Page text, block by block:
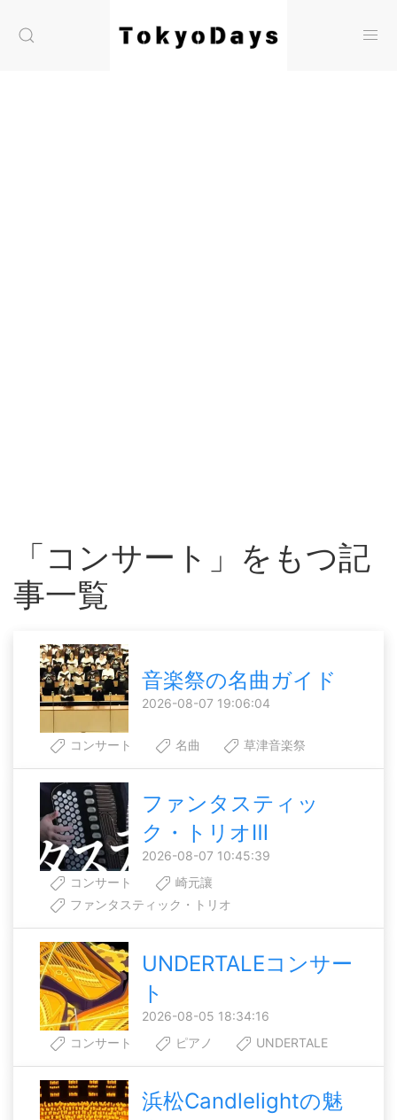
「コンサート」をもつ記
事一覧
音楽祭の名曲ガイド
2026-08-07 19:06:04
コンサート 名曲 草津音楽祭
ファンタスティッ
ク・トリオⅢ
2026-08-07 10:45:39
コンサート
崎元讓
ファンタスティック・トリオ
UNDERTALEコンサー
ト
2026-08-05 18:34:16
コンサート
ピアノ UNDERTALE
浜松Candlelightの魅